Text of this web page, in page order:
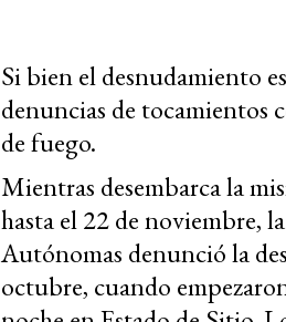
Si bien el desnudamiento
denuncias de tocamientos
de fuego.
Mientras desembarca la
hasta el 22 de noviembre,
Autónomas denunció la
octubre, cuando